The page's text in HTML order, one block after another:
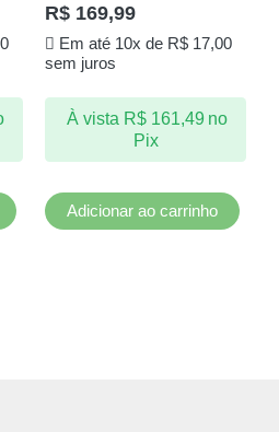
R$ 169,99
Em até 10x de R$17,00
sem juros
À vista R$161,49 no
Pix
Adicionar ao carrinho